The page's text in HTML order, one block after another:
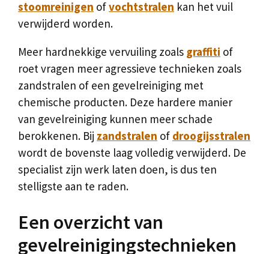
stoomreinigen ofvochtstralen kan het vuil
verwijderd worden.
Meer hardnekkige vervuiling zoals graffiti of
roet vragen meer agressieve technieken zoals
zandstralen of een gevelreiniging met
chemische producten. Deze hardere manier
van gevelreiniging kunnen meer schade
berokkenen. Bij zandstralen of droogijsstralen
wordt de bovenste laag volledig verwijderd. De
specialist zijn werk laten doen, is dus ten
stelligste aan te raden.
Een overzicht van
gevelreinigingstechnieken